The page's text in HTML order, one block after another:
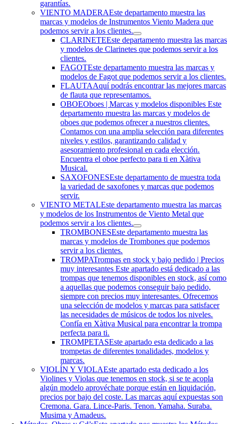
garantías.
VIENTO MADERAEste departamento muestra las
marcas y modelos de Instrumentos Viento Madera que
podemos servir a los clientes.
CLARINETEEste departamento muestra las marcas
y modelos de Clarinetes que podemos servir a los
clientes.
FAGOTEste departamento muestra las marcas y
modelos de Fagot que podemos servir a los clientes.
FLAUTAAquí podrás encontrar las mejores marcas
de flauta que representamos.
OBOEOboes | Marcas y modelos disponibles Este
departamento muestra las marcas y modelos de
oboes que podemos ofrecer a nuestros clientes.
Contamos con una amplia selección para diferentes
niveles y estilos, garantizando calidad y
asesoramiento profesional en cada elección.
Encuentra el oboe perfecto para ti en Xàtiva
Musical.
SAXOFONESEste departamento de muestra toda
la variedad de saxofones y marcas que podemos
servir.
VIENTO METALEste departamento muestra las marcas
y modelos de los Instrumentos de Viento Metal que
podemos servir a los clientes.
TROMBONESEste departamento muestra las
marcas y modelos de Trombones que podemos
servir a los clientes.
TROMPATrompas en stock y bajo pedido | Precios
muy interesantes Este apartado está dedicado a las
trompas que tenemos disponibles en stock, así como
a aquellas que podemos conseguir bajo pedido,
siempre con precios muy interesantes. Ofrecemos
una selección de modelos y marcas para satisfacer
las necesidades de músicos de todos los niveles.
Confía en Xàtiva Musical para encontrar la trompa
perfecta para ti.
TROMPETASEste apartado esta dedicado a las
trompetas de diferentes tonalidades, modelos y
marcas.
VIOLÍN Y VIOLAEste apartado esta dedicado a los
Violines y Violas que tenemos en stock, si se te acopla
algún modelo aprovéchate porque están en liquidación,
precios por bajo del coste. Las marcas aquí expuestas son
Cremona. Gara. Lince-Paris. Tenon. Yamaha. Suraba.
Musima y Amadeus.